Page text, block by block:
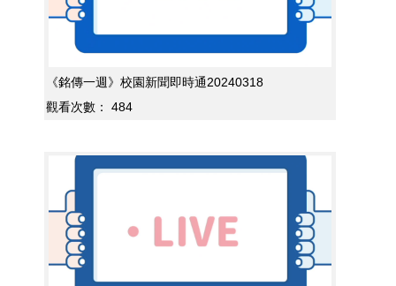
《銘傳一週》校園新聞即時通20240318
觀看次數：
484